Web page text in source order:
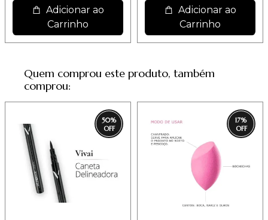
Adicionar ao
Carrinho
Adicionar ao
Carrinho
Quem comprou este produto, também
comprou:
50% 17%